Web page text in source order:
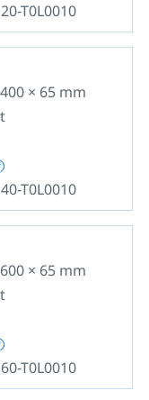
T0L0010
× 65 mm
T0L0010
× 65 mm
T0L0010